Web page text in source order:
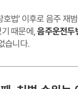
호법’ 이후로 음주 재
기 때문에,음주운전두
습니다.